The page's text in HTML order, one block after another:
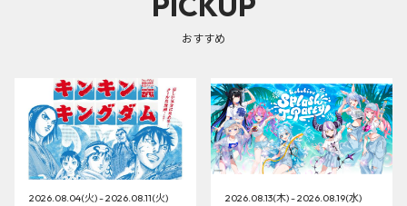
おすすめ
2026.08.04(火) - 2026.08.11(火) 2026.08.13(木) - 2026.08.19(水)